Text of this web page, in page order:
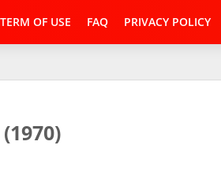
TERM OF USE FAQ PRIVACY POLICY